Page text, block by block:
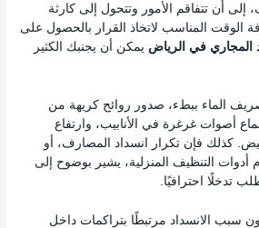
أن تتفاقم الأمور وتتحول إلى كارثة
الوقت المناسب لاتخاذ القرار بالحصول على
المجاري في الرياض يمكن أن يجنبك الكثير
الماء ببطء، صدور روائح كريهة من
أصوات غرغرة في الأنابيب، وارتفاع
كذلك فإن تكرار انسداد المصارف، أو
أدوات التنظيف المنزلية، يشير بوضوح إلى
تدخلًا احترافيًا.
سبب الانسداد مرتبطًا بتراكمات داخل